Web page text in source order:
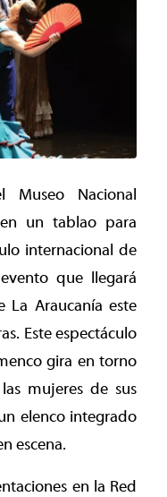
Museo Nacional
un tablao para
internacional de
que llegará
Araucanía este
Este espectáculo
gira en torno
mujeres de sus
elenco integrado
escena.
en la Red